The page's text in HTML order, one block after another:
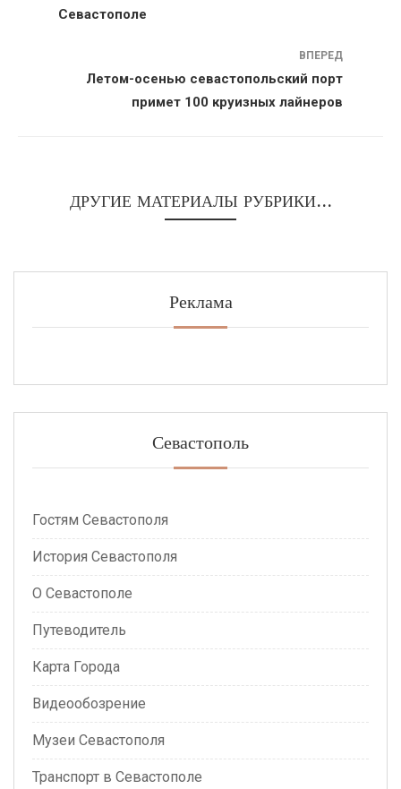
Севастополе
ВПЕРЕД
Летом-осенью севастопольский порт
примет 100 круизных лайнеров
ДРУГИЕ МАТЕРИАЛЫ РУБРИКИ...
Реклама
Севастополь
Гостям Севастополя
История Севастополя
О Севастополе
Путеводитель
Карта Города
Видеообозрение
Музеи Севастополя
Транспорт в Севастополе